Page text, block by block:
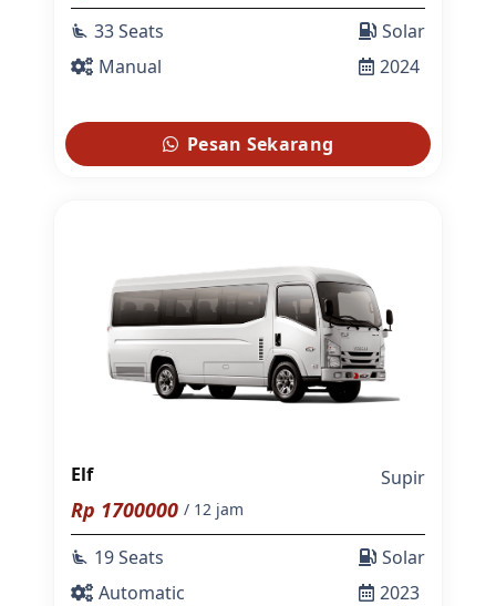
airline_seat_recline_extra 33 Seats
Manual
Solar
2024
Pesan Sekarang
Elf Supir
Rp 1700000 / 12 jam
airline_seat_recline_extra 19 Seats
Automatic
Solar
2023